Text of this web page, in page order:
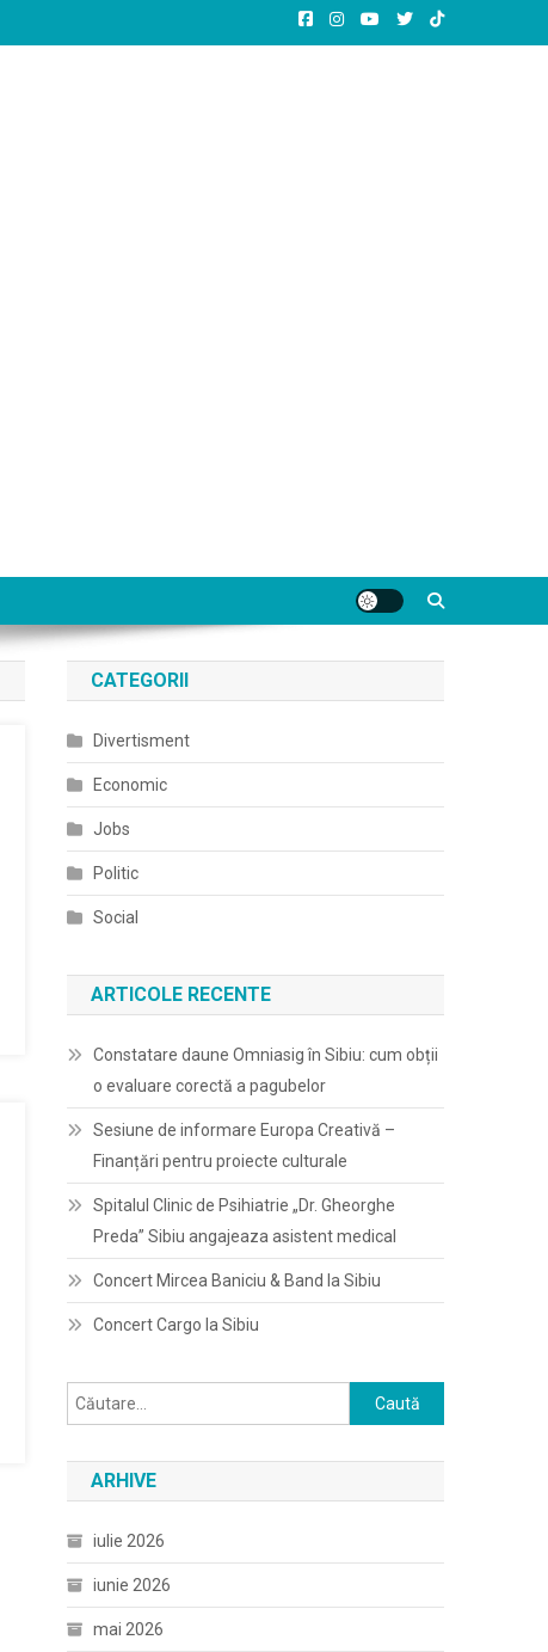
CATEGORII
Divertisment
Economic
Jobs
Politic
Social
ARTICOLE RECENTE
Constatare daune Omniasig în Sibiu: cum obții
o evaluare corectă a pagubelor
Sesiune de informare Europa Creativă –
Finanțări pentru proiecte culturale
Spitalul Clinic de Psihiatrie „Dr. Gheorghe
Preda” Sibiu angajeaza asistent medical
Concert Mircea Baniciu & Band la Sibiu
Concert Cargo la Sibiu
Caută
după:
ARHIVE
iulie 2026
iunie 2026
mai 2026